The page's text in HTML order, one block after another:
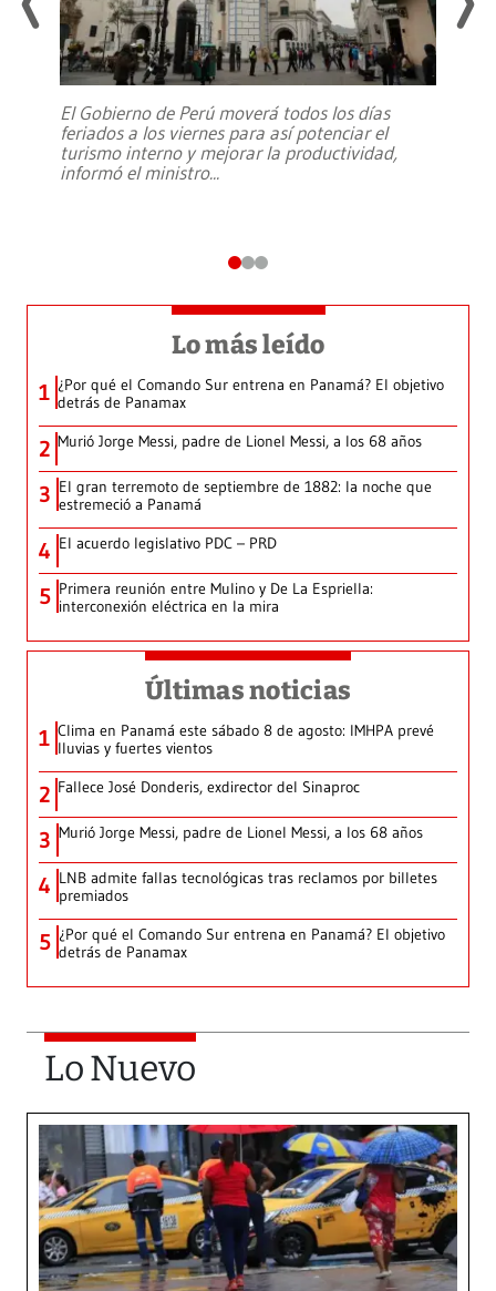
El Gobierno de Perú moverá todos los días
feriados a los viernes para así potenciar el
turismo interno y mejorar la productividad,
informó el ministro...
Lo más leído
1 ¿Por qué el Comando Sur entrena en Panamá? El objetivo
detrás de Panamax
2 Murió Jorge Messi, padre de Lionel Messi, a los 68 años
3 El gran terremoto de septiembre de 1882: la noche que
estremeció a Panamá
4 El acuerdo legislativo PDC – PRD
5 Primera reunión entre Mulino y De La Espriella:
interconexión eléctrica en la mira
Últimas noticias
1 Clima en Panamá este sábado 8 de agosto: IMHPA prevé
lluvias y fuertes vientos
2 Fallece José Donderis, exdirector del Sinaproc
3 Murió Jorge Messi, padre de Lionel Messi, a los 68 años
4 LNB admite fallas tecnológicas tras reclamos por billetes
premiados
5 ¿Por qué el Comando Sur entrena en Panamá? El objetivo
detrás de Panamax
Lo Nuevo